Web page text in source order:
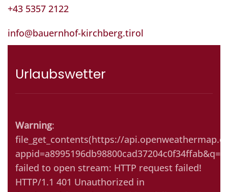
+43 5357 2122
info@bauernhof-kirchberg.tirol
Urlaubswetter
Warning:
file_get_contents(https://
failed to open stream: HTTP request failed!
HTTP/1.1 401 Unauthorized in